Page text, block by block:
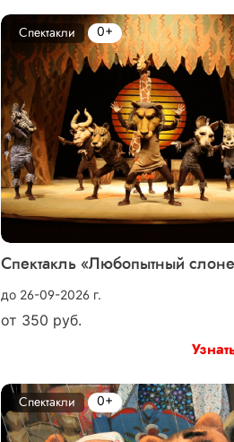
Спектакль «Любопытный
до 26-09-2026 г.
от 350 руб.
Спектакли 0+
Спектакли 0+